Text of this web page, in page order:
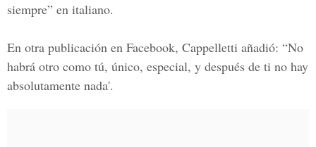
siempre” en italiano.
En otra publicación en Facebook, Cappelletti añadió: “No
habrá otro como tú, único, especial, y después de ti no hay
absolutamente nada'.